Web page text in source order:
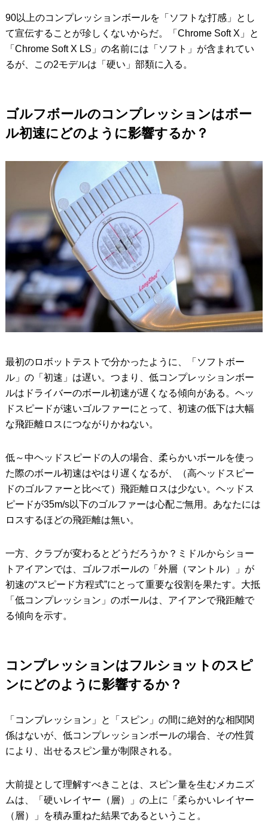
90以上のコンプレッションボールを「ソフトな打感」とし
て宣伝することが珍しくないからだ。「Chrome Soft X」と
「Chrome Soft X LS」の名前には「ソフト」が含まれてい
るが、この2モデルは「硬い」部類に入る。
ゴルフボールのコンプレッションはボー
ル初速にどのように影響するか？
最初のロボットテストで分かったように、「ソフトボー
ル」の「初速」は遅い。つまり、低コンプレッションボー
ルはドライバーのボール初速が遅くなる傾向がある。ヘッ
ドスピードが速いゴルファーにとって、初速の低下は大幅
な飛距離ロスにつながりかねない。
低～中ヘッドスピードの人の場合、柔らかいボールを使っ
た際のボール初速はやはり遅くなるが、（高ヘッドスピー
ドのゴルファーと比べて）飛距離ロスは少ない。ヘッドス
ピードが35m/s以下のゴルファーは心配ご無用。あなたには
ロスするほどの飛距離は無い。
一方、クラブが変わるとどうだろうか？ミドルからショー
トアイアンでは、ゴルフボールの「外層（マントル）」が
初速の“スピード方程式”にとって重要な役割を果たす。大抵
「低コンプレッション」のボールは、アイアンで飛距離で
る傾向を示す。
コンプレッションはフルショットのスピ
ンにどのように影響するか？
「コンプレッション」と「スピン」の間に絶対的な相関関
係はないが、低コンプレッションボールの場合、その性質
により、出せるスピン量が制限される。
大前提として理解すべきことは、スピン量を生むメカニズ
ムは、「硬いレイヤー（層）」の上に「柔らかいレイヤー
（層）」を積み重ねた結果であるということ。